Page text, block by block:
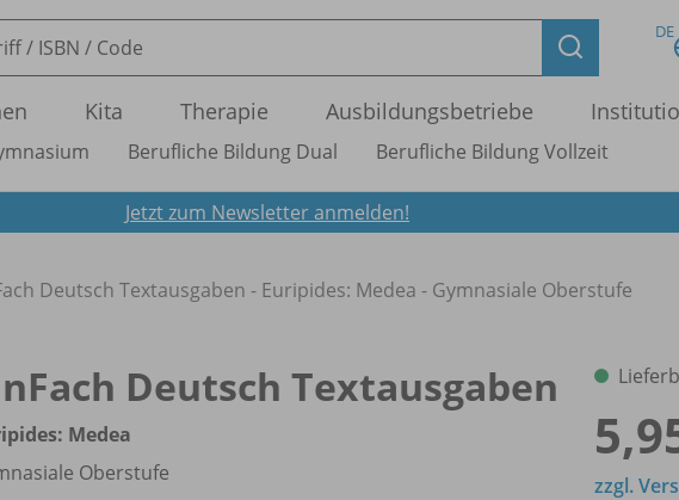
DE
Kita Therapie Ausbildungsbetriebe
Berufliche Bildung Dual Berufliche Bildung Vollzeit
Jetzt zum Newsletter anmelden!
Deutsch Textausgaben - Euripides: Medea - Gymnasiale Oberstufe
Deutsch Textausgaben
Medea
Oberstufe
zzgl.